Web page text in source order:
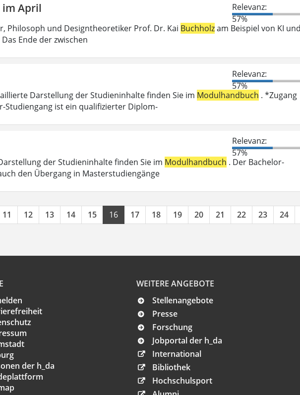
im April
Relevanz:
57%
Philosoph und Designtheoretiker Prof. Dr. Kai Buchholzam Beispiel von KI
Ende der zwischen
Relevanz:
57%
Darstellung der Studieninhalte finden Sie im Modulhandbuch . *Zugang
Studiengang ist ein qualifizierter Diplom-
Relevanz:
57%
der Studieninhalte finden Sie im Modulhandbuch . Der Bachelor-
den Übergang in Masterstudiengänge
11 12 13 14 15 16 17 18 19 20 21 22 23 24
der h_da
WEITERE ANGEBOTE
Stellenangebote
Presse
Forschung
Jobportal der h_da
International
Bibliothek
Hochschulsport